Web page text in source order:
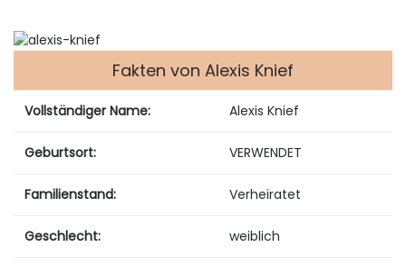
Fakten von Alexis Knief
Vollständiger Name: Alexis Knief
Geburtsort: VERWENDET
Familienstand: Verheiratet
Geschlecht: weiblich